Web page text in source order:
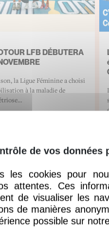
LFB DÉBUTERA
la Ligue Féminine a choisi
à la maladie de
souhaitez
de vos données
les cookies pour
attentes. Ces
de visualiser les
de manières
possible sur